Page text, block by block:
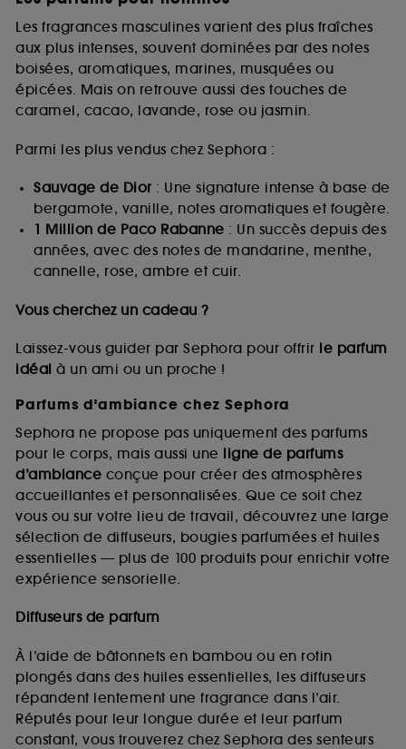
Les fragrances masculines varient des plus fraîches
aux plus intenses, souvent dominées par des notes
boisées, aromatiques, marines, musquées ou
épicées. Mais on retrouve aussi des touches de
caramel, cacao, lavande, rose ou jasmin.
Parmi les plus vendus chez Sephora :
Sauvage de Dior: Une signature intense à base de
bergamote, vanille, notes aromatiques et fougère.
1 Million de Paco Rabanne : Un succès depuis des
années, avec des notes de mandarine, menthe,
cannelle, rose, ambre et cuir.
Vous cherchez un cadeau ?
Laissez-vous guider par Sephora pour offrir le parfum
idéal à un ami ou un proche !
Parfums d’ambiance chez Sephora
Sephora ne propose pas uniquement des parfums
pour le corps, mais aussi une ligne de parfums
d’ambiance conçue pour créer des atmosphères
accueillantes et personnalisées. Que ce soit chez
vous ou sur votre lieu de travail, découvrez une large
sélection de diffuseurs, bougies parfumées et huiles
essentielles — plus de 100 produits pour enrichir votre
expérience sensorielle.
Diffuseurs de parfum
À l’aide de bâtonnets en bambou ou en rotin
plongés dans des huiles essentielles, les diffuseurs
répandent lentement une fragrance dans l’air.
Réputés pour leur longue durée et leur parfum
constant, vous trouverez chez Sephora des senteurs